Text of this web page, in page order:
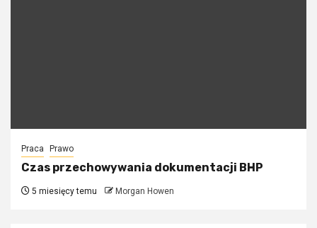
Praca Prawo
Czas przechowywania dokumentacji BHP
5 miesięcy temu Morgan Howen